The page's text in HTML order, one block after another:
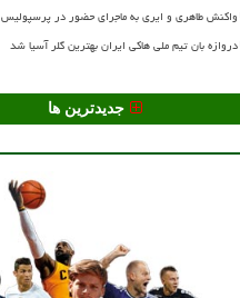
واکنش طاهری و ایری به ماجرای حضور در پرسپولیس
دروازه بان تیم ملی هاکی ایران بهترین گلر آسیا شد
جدیدترین ها